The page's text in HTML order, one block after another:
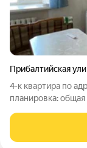
Прибалтийская
4-к квартира по
планировка:
состоянии.
линолеум. Есть